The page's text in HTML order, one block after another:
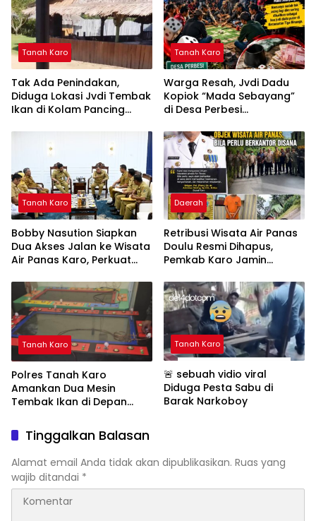
Tanah Karo
Tak Ada Penindakan,
Diduga Lokasi Jvdi Tembak
Ikan di Kolam Pancing
Restu APH
Tanah Karo
Warga Resah, Jvdi Dadu
Kopiok “Mada Sebayang”
di Desa Perbesi
Kembali Ramai, APH Tutup
Mata
Tanah Karo
Bobby Nasution Siapkan
Dua Akses Jalan ke Wisata
Air Panas Karo, Perkuat
dan Pengembangan
Kawasan
Daerah
Retribusi Wisata Air Panas
Doulu Resmi Dihapus,
Pemkab Karo Jamin
Tanah Karo
Polres Tanah Karo
Amankan Dua Mesin
Tembak Ikan di Depan
Diduga Milik Oknum TNI
Tanah Karo
🚨 sebuah vidio viral
Diduga Pesta Sabu di
Barak Narkoboy
Tinggalkan Balasan
Alamat email Anda tidak akan dipublikasikan. Ruas yang
wajib ditandai *